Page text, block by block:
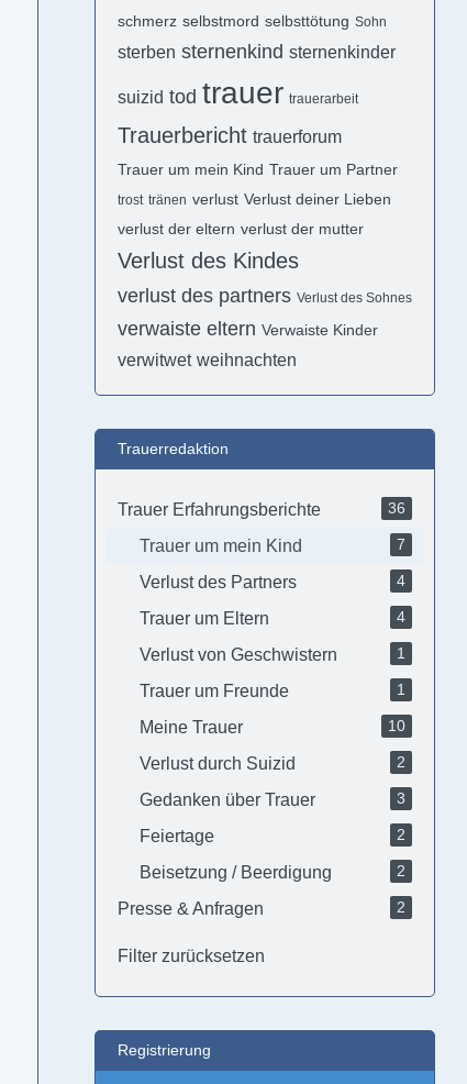
schmerz selbstmord selbsttötung Sohn
sterben sternenkind sternenkinder
suizid tod trauer trauerarbeit
Trauerbericht trauerforum
Trauer um mein Kind Trauer um Partner
trost tränen verlust Verlust deiner Lieben
verlust der eltern verlust der mutter
Verlust des Kindes
verlust des partners Verlust des Sohnes
verwaiste eltern Verwaiste Kinder
verwitwet weihnachten
Trauerredaktion
Trauer Erfahrungsberichte 36
Trauer um mein Kind 7
Verlust des Partners 4
Trauer um Eltern 4
Verlust von Geschwistern 1
Trauer um Freunde 1
Meine Trauer 10
Verlust durch Suizid 2
Gedanken über Trauer 3
Feiertage 2
Beisetzung / Beerdigung 2
Presse & Anfragen 2
Filter zurücksetzen
Registrierung